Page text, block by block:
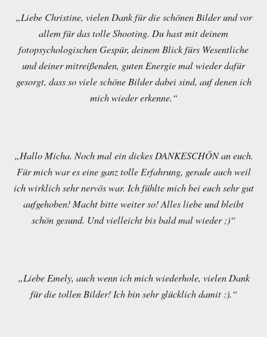
„Liebe Christine, vielen Dank für die schönen Bilder und vor
allem für das tolle Shooting. Du hast mit deinem
fotopsychologischen Gespür, deinem Blick fürs Wesentliche
und deiner mitreißenden, guten Energie mal wieder dafür
gesorgt, dass so viele schöne Bilder dabei sind, auf denen ich
mich wieder erkenne.“
„Hallo Micha. Noch mal ein dickes DANKESCHÖN an euch.
Für mich war es eine ganz tolle Erfahrung, gerade auch weil
ich wirklich sehr nervös war. Ich fühlte mich bei euch sehr gut
aufgehoben! Macht bitte weiter so! Alles liebe und bleibt
schön gesund. Und vielleicht bis bald mal wieder ;)“
„Liebe Emely, auch wenn ich mich wiederhole, vielen Dank
für die tollen Bilder! Ich bin sehr glücklich damit :).“